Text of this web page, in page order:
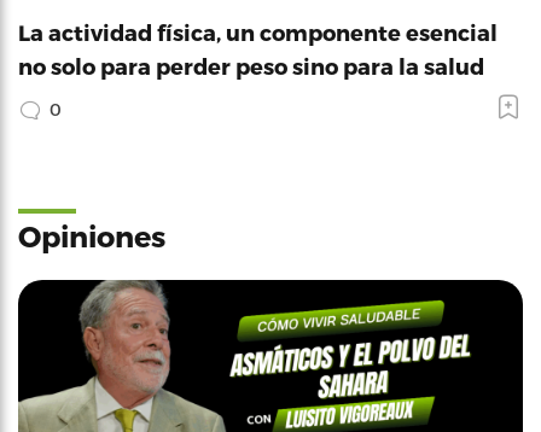
La actividad física, un componente esencial
no solo para perder peso sino para la salud
0
Opiniones